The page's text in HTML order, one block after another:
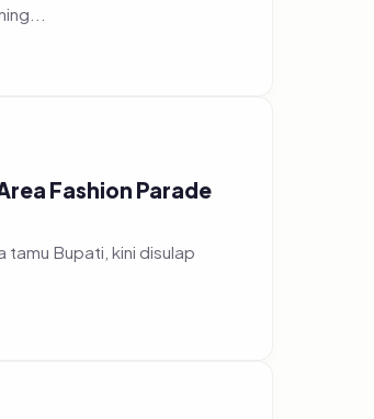
Fashion Parade
Bupati, kini disulap